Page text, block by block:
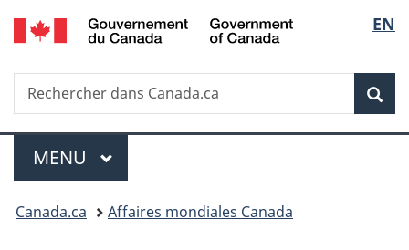
Passer
au
principal
Passer
à
Au
du
Passer
à
version
simplifiée
de
la
EN
Recherche
Rechercher
dans
Menu
MENU PRINCIPAL
Vous
Canada.ca Affaires mondiales Canada